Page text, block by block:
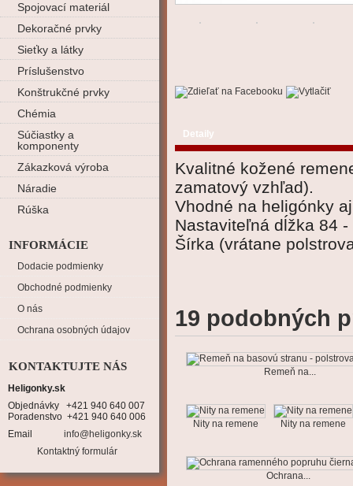
Spojovací materiál
Dekoračné prvky
Sieťky a látky
Príslušenstvo
Konštrukčné prvky
Chémia
Súčiastky a
komponenty
Zákazková výroba
Náradie
Rúška
INFORMÁCIE
Dodacie podmienky
Obchodné podmienky
O nás
Ochrana osobných údajov
KONTAKTUJTE NÁS
Heligonky.sk
Objednávky   +421 940 640 007
Poradenstvo  +421 940 640 006
Email
info@heligonky.sk
Kontaktný formulár
Detaily
Kvalitné kožené
zamatový vzhľad).
Vhodné na heligónky
Nastaviteľná dĺžka 84 -
Šírka (vrátane
19 podobných
Remeň na...
Nity na remene Nity na remene
Ochrana...